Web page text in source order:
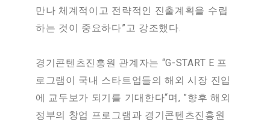
만나 체계적이고 전략적인 진출계획을 수립
하는 것이 중요하다”고 강조했다.
경기콘텐츠진흥원 관계자는 “G-START E 프
로그램이 국내 스타트업들의 해외 시장 진입
에 교두보가 되기를 기대한다“며, ”향후 해외
정부의 창업 프로그램과 경기콘텐츠진흥원